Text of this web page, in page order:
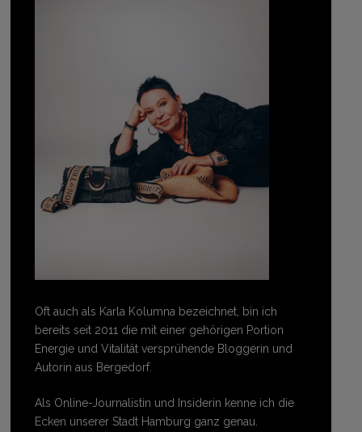
Oft auch als Karla Kolumna bezeichnet, bin ich
bereits seit 2011 die mit einer gehörigen Portion
Energie und Vitalität versprühende Bloggerin und
Autorin aus Bergedorf.
Als Online-Journalistin und Insiderin kenne ich die
Ecken unserer Stadt Hamburg ganz genau.